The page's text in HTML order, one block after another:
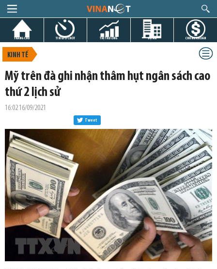
TRANG CHỦ TIN GIỜ CHÓT THỊ TRƯỜNG DỰ ÁN CHỨNG KHOÁN
KINH TẾ
Mỹ trên đà ghi nhận thâm hụt ngân sách cao
thứ 2 lịch sử
16:02 16/09/2021
Tweet